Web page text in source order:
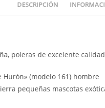
DESCRIPCIÓN
poleras de excelente
(modelo 161) hombre
pequeñas mascotas